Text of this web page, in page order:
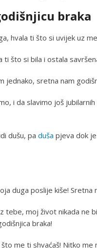
braka
hvala ti što si uvijek uz
ti što si bila i ostala
jednako, sretna nam
i da slavimo još
dušu, pa duša pjeva dok
duga poslije kiše! Sretna
tebe, moj život nikada ne
braka!
me ti shvaćaš! Nitko